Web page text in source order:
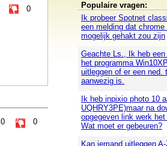
0
0 0
Populaire vragen:
Ik probeer Spotnet
een melding dat
mogelijk gehakt zou zijn
Geachte Ls., Ik heb
het programma
uitleggen of er een ned.
aanwezig is.
Ik heb inpixio photo 10
UQHRY3PE)maar na
opgegeven link werk
Wat moet er gebeuren?
Kan iemand uitleggen